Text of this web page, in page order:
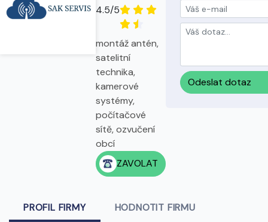
4.5/5
montáž antén,
satelitní
technika,
kamerové
systémy,
počítačové
sítě, ozvučení
obcí
ZAVOLAT
Odeslat dotaz
PROFIL FIRMY HODNOTIT FIRMU